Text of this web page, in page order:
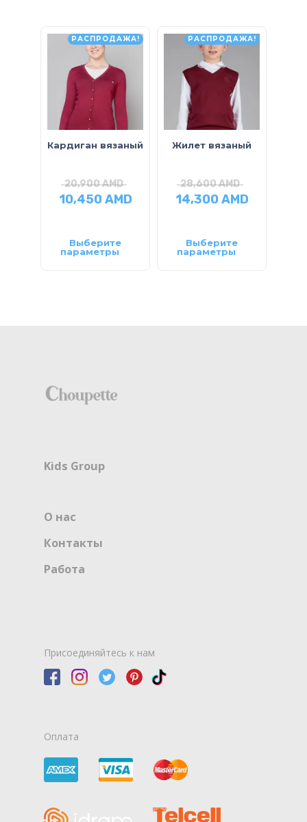
РАСПРОДАЖА!
Кардиган вязаный
20,900AMD
10,450AMD
Выберите
параметры
РАСПРОДАЖА!
Жилет вязаный
28,600AMD
14,300AMD
Выберите
параметры
Kids Group
О нас
Контакты
Работа
Присоединяйтесь к нам
Оплата